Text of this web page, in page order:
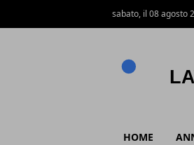
sabato, il 08 agosto
HOME